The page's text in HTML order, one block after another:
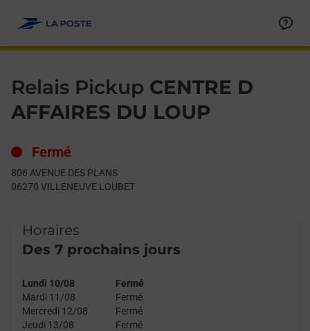
Relais Pickup CENTRE D
AFFAIRES DU LOUP
Fermé
806 AVENUE DES PLANS
06270 VILLENEUVE LOUBET
Horaires
Des 7 prochains jours
Lundi 10/08
Fermé
Mardi 11/08
Fermé
Mercredi 12/08
Fermé
Jeudi 13/08
Fermé